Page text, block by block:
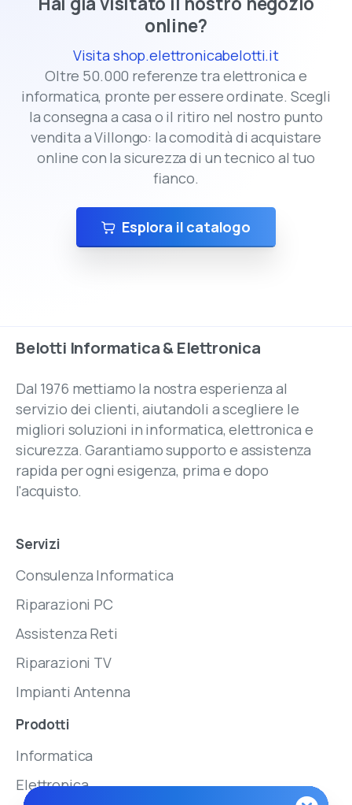
online?
Visita shop.elettronicabelotti.it
Oltre 50.000 referenze tra elettronica e
informatica, pronte per essere ordinate. Scegli
la consegna a casa o il ritiro nel nostro punto
vendita a Villongo: la comodità di acquistare
online con la sicurezza di un tecnico al tuo
fianco.
Esplora il catalogo
Belotti Informatica&Elettronica
Dal 1976 mettiamo la nostra esperienza al
servizio dei clienti, aiutandoli a scegliere le
migliori soluzioni in informatica, elettronica e
sicurezza. Garantiamo supporto e assistenza
rapida per ogni esigenza, prima e dopo
l'acquisto.
Servizi
Consulenza Informatica
Riparazioni PC
Assistenza Reti
Riparazioni TV
Impianti Antenna
Prodotti
Informatica
Elettronica